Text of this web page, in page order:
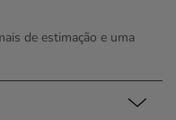
de estimação e uma